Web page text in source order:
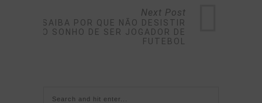
Next Post
SAIBA POR QUE NÃO DESISTIR
DO SONHO DE SER JOGADOR DE
FUTEBOL